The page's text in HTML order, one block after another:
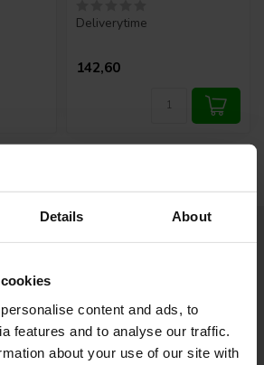
Details About
content and ads, to
features and to analyse our traffic.
about your use of our site with
Deliverytime
142,60
unseren Newsletter